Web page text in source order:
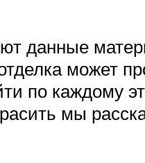
данные
может
по каждому
мы